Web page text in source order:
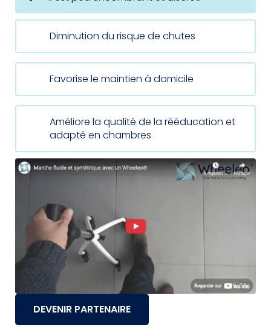
Diminution du risque de chutes
Favorise le maintien à domicile
Améliore la qualité de la rééducation et
adapté en chambres
DEVENIR PARTENAIRE